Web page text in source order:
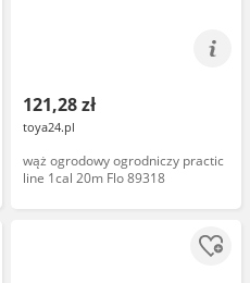
121,28 zł
toya24.pl
wąż ogrodowy ogrodniczy practic
line 1cal 20m Flo 89318